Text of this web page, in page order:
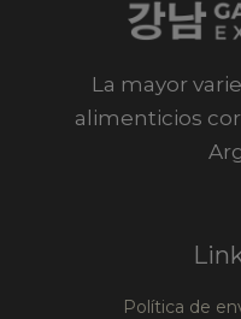
La mayor
alimenticios
Política de